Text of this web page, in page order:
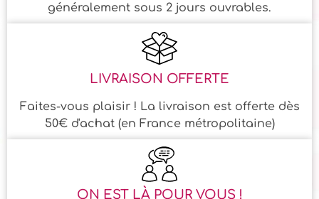
généralement sous 2 jours ouvrables.
LIVRAISON OFFERTE
Faites-vous plaisir ! La livraison est offerte dès
50€ d'achat (en France métropolitaine)
ON EST LÀ POUR VOUS !